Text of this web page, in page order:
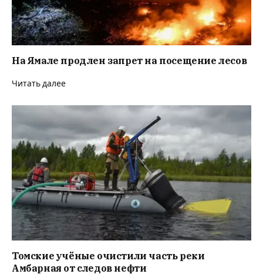
На Ямале продлен запрет на посещение лесов
Читать далее
Томские учёные очистили часть реки
Амбарная от следов нефти